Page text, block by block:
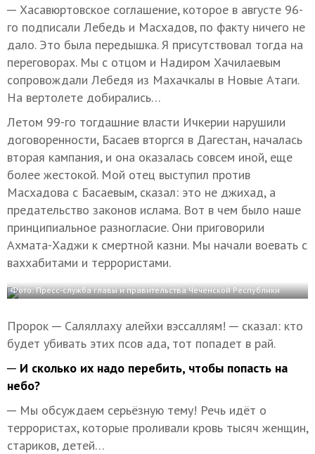
─ Хасавюртовское соглашение, которое в августе 96-
го подписали Лебедь и Масхадов, по факту ничего не
дало. Это была передышка. Я присутствовал тогда на
переговорах. Мы с отцом и Надиром Хачилаевым
сопровождали Лебедя из Махачкалы в Новые Атаги.
На вертолете добирались…
Летом 99-го тогдашние власти Ичкерии нарушили
договоренности, Басаев вторгся в Дагестан, началась
вторая кампания, и она оказалась совсем иной, еще
более жестокой. Мой отец выступил против
Масхадова с Басаевым, сказал: это не джихад, а
предательство законов ислама. Вот в чем было наше
принципиальное разногласие. Они приговорили
Ахмата-Хаджи к смертной казни. Мы начали воевать с
ваххабитами и террористами.
Фото: Пресс-служба главы и правительства Чеченской Республики
Пророк ─ Саляллаху алейхи вэссаллям! ─ сказал: кто
будет убивать этих псов ада, тот попадет в рай.
─ И сколько их надо перебить, чтобы попасть на
небо?
─ Мы обсуждаем серьёзную тему! Речь идёт о
террористах, которые проливали кровь тысяч женщин,
стариков, детей…